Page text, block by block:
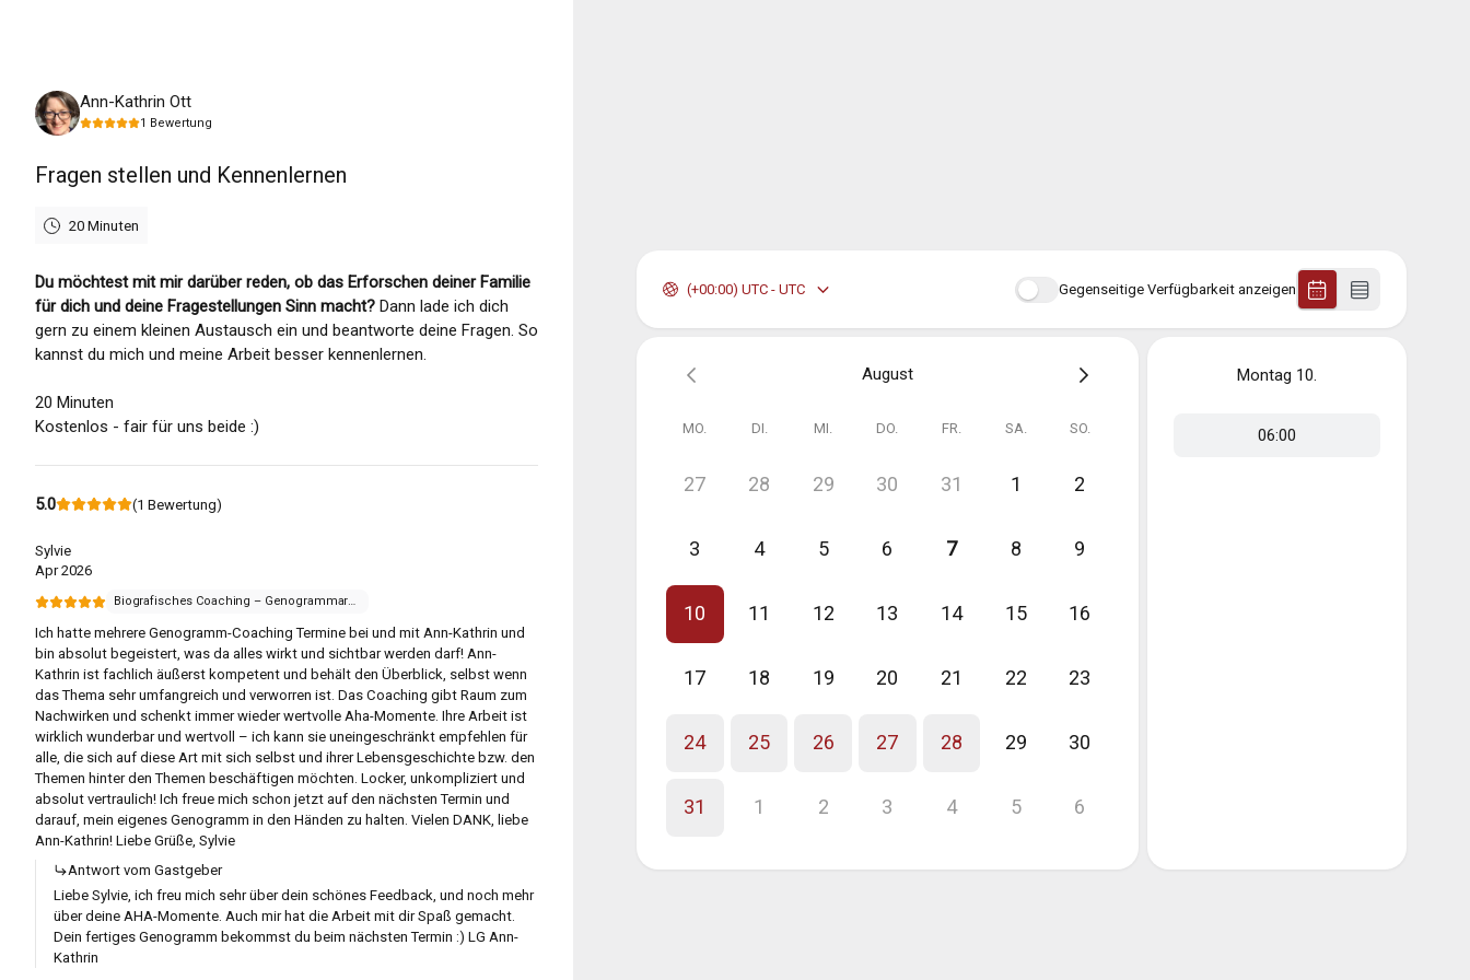
Ann-Kathrin Ott
1 Bewertung
Fragen stellen und Kennenlernen
20 Minuten
Du möchtest mit mir darüber reden, ob das Erforschen deiner Familie
für dich und deine Fragestellungen Sinn macht? Dann lade ich dich
gern zu einem kleinen Austausch ein und beantworte deine Fragen. So
kannst du mich und meine Arbeit besser kennenlernen.
20 Minuten
Kostenlos - fair für uns beide :)
5.0 (1 Bewertung)
Sylvie
Apr 2026
Biografisches Coaching – Genogrammarbeit
Ich hatte mehrere Genogramm-Coaching Termine bei und mit Ann-Kathrin und
bin absolut begeistert, was da alles wirkt und sichtbar werden darf! Ann-
Kathrin ist fachlich äußerst kompetent und behält den Überblick, selbst wenn
das Thema sehr umfangreich und verworren ist. Das Coaching gibt Raum zum
Nachwirken und schenkt immer wieder wertvolle Aha-Momente. Ihre Arbeit ist
wirklich wunderbar und wertvoll – ich kann sie uneingeschränkt empfehlen für
alle, die sich auf diese Art mit sich selbst und ihrer Lebensgeschichte bzw. den
Themen hinter den Themen beschäftigen möchten. Locker, unkompliziert und
absolut vertraulich! Ich freue mich schon jetzt auf den nächsten Termin und
darauf, mein eigenes Genogramm in den Händen zu halten. Vielen DANK, liebe
Ann-Kathrin! Liebe Grüße, Sylvie
Antwort vom Gastgeber
Liebe Sylvie, ich freu mich sehr über dein schönes Feedback, und noch mehr
über deine AHA-Momente. Auch mir hat die Arbeit mit dir Spaß gemacht.
Dein fertiges Genogramm bekommst du beim nächsten Termin :) LG Ann-
Kathrin
Gegenseitige Verfügbarkeit anzeigen
(+00:00) UTC - UTC
August
MO. DI. MI. DO. FR. SA. SO.
27 28 29 30 31 1 2
3 4 5 6 7 8 9
10 11 12 13 14 15 16
17 18 19 20 21 22 23
24 25 26 27 28 29 30
31 1 2 3 4 5 6
Montag 10.
06:00